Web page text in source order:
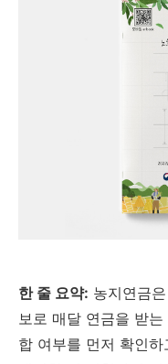
한 줄 요약: 농지연금
보로 매달 연금을 받
합 여부를 먼저 확인